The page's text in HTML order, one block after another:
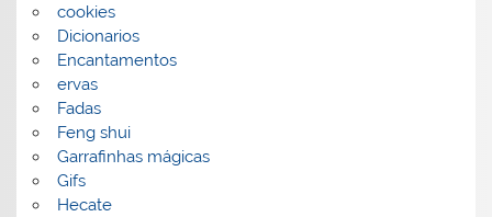
cookies
Dicionarios
Encantamentos
ervas
Fadas
Feng shui
Garrafinhas mágicas
Gifs
Hecate